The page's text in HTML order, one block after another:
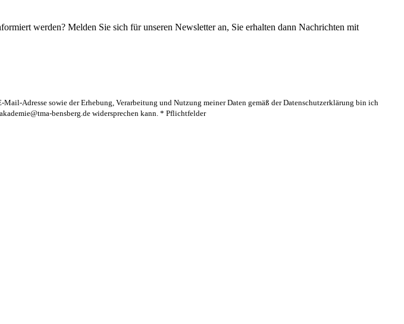
werden? Melden Sie sich für unseren Newsletter an, Sie erhalten dann Nachrichten mit
Adresse sowie der Erhebung, Verarbeitung und Nutzung meiner Daten gemäß der Datenschutzerklärung bin ich
akademie@tma-bensberg.de widersprechen kann. * Pflichtfelder